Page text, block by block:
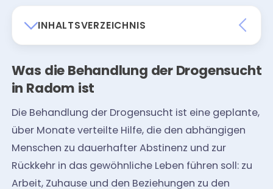
INHALTSVERZEICHNIS
Was die Behandlung der Drogensucht
in Radom ist
Die Behandlung der Drogensucht ist eine geplante,
über Monate verteilte Hilfe, die den abhängigen
Menschen zu dauerhafter Abstinenz und zur
Rückkehr in das gewöhnliche Leben führen soll: zu
Arbeit, Zuhause und den Beziehungen zu den